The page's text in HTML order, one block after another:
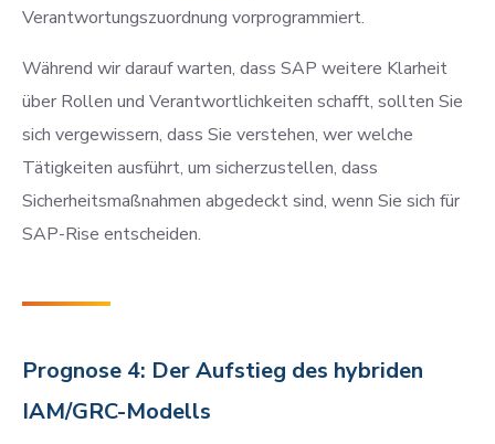
Verantwortungszuordnung vorprogrammiert.
Während wir darauf warten, dass SAP weitere Klarheit
über Rollen und Verantwortlichkeiten schafft, sollten Sie
sich vergewissern, dass Sie verstehen, wer welche
Tätigkeiten ausführt, um sicherzustellen, dass
Sicherheitsmaßnahmen abgedeckt sind, wenn Sie sich für
SAP-Rise entscheiden.
Prognose 4: Der Aufstieg des hybriden
IAM/GRC-Modells